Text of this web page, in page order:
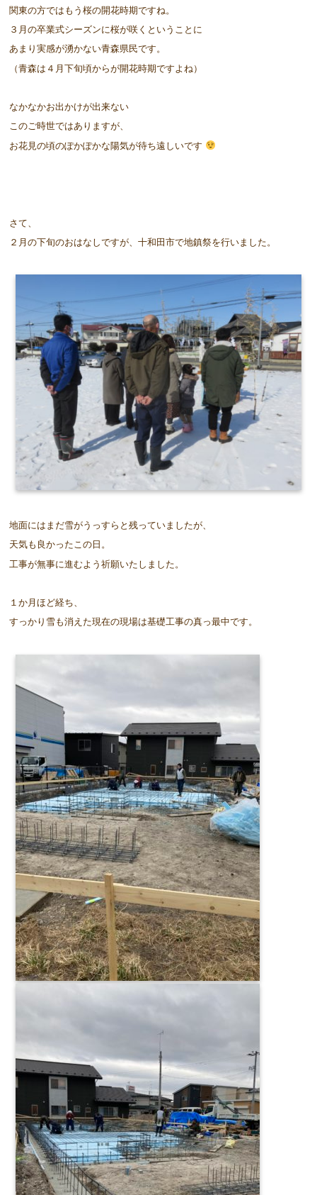
関東の方ではもう桜の開花時期ですね。
３月の卒業式シーズンに桜が咲くということに
あまり実感が湧かない青森県民です。
（青森は４月下旬頃からが開花時期ですよね）
なかなかお出かけが出来ない
このご時世ではありますが、
お花見の頃のぽかぽかな陽気が待ち遠しいです
さて、
２月の下旬のおはなしですが、十和田市で地鎮祭を行いました。
地面にはまだ雪がうっすらと残っていましたが、
天気も良かったこの日。
工事が無事に進むよう祈願いたしました。
１か月ほど経ち、
すっかり雪も消えた現在の現場は基礎工事の真っ最中です。